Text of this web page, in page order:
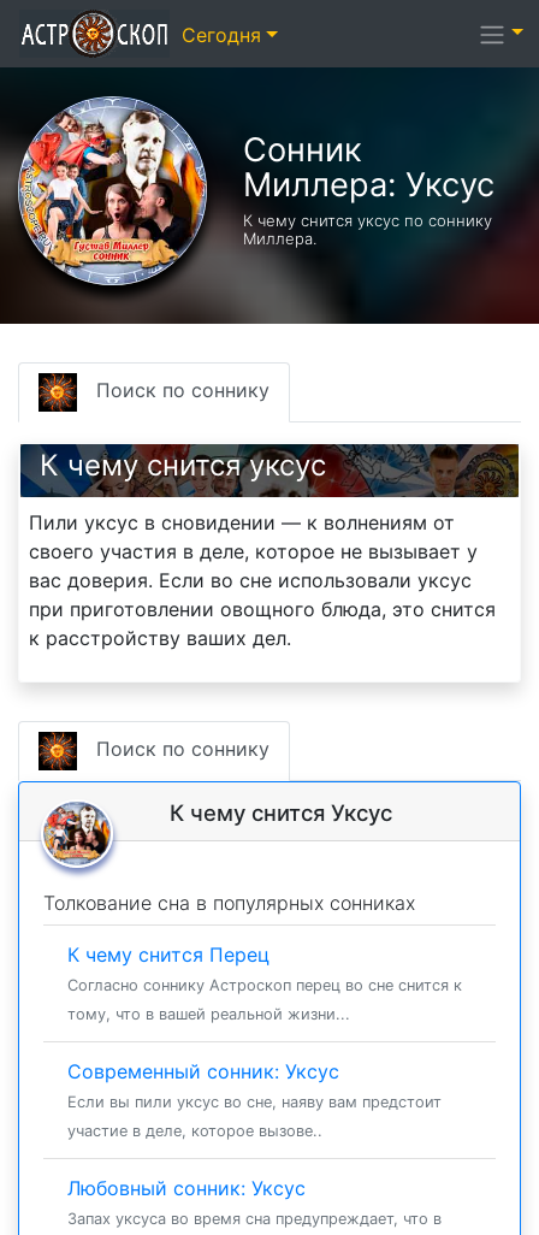
Сонник
Миллера: Уксус
К чему снится уксус по соннику
Миллера.
Поиск по соннику
К чему снится уксус
Пили уксус в сновидении — к волнениям от
своего участия в деле, которое не вызывает у
вас доверия. Если во сне использовали уксус
при приготовлении овощного блюда, это снится
к расстройству ваших дел.
Поиск по соннику
К чему снится Уксус
Толкование сна в популярных сонниках
К чему снится Перец
Согласно соннику Астроскоп перец во сне снится к
тому, что в вашей реальной жизни...
Современный сонник: Уксус
Если вы пили уксус во сне, наяву вам предстоит
участие в деле, которое вызове..
Любовный сонник: Уксус
Запах уксуса во время сна предупреждает, что в
Сегодня